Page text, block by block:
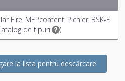
Fire_MEPcontent_Pichler_BSK-E
de tipuri )
la lista pentru descărcare